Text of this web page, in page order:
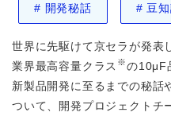
# 開発秘話 # 豆
世界に先駆けて京セラが発表
業界最高容量クラス ※の10μF
新製品開発に至るまでの秘話
ついて、開発プロジェクトチ